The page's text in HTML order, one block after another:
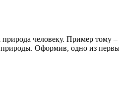
человеку. Пример тому
Оформив, одно из